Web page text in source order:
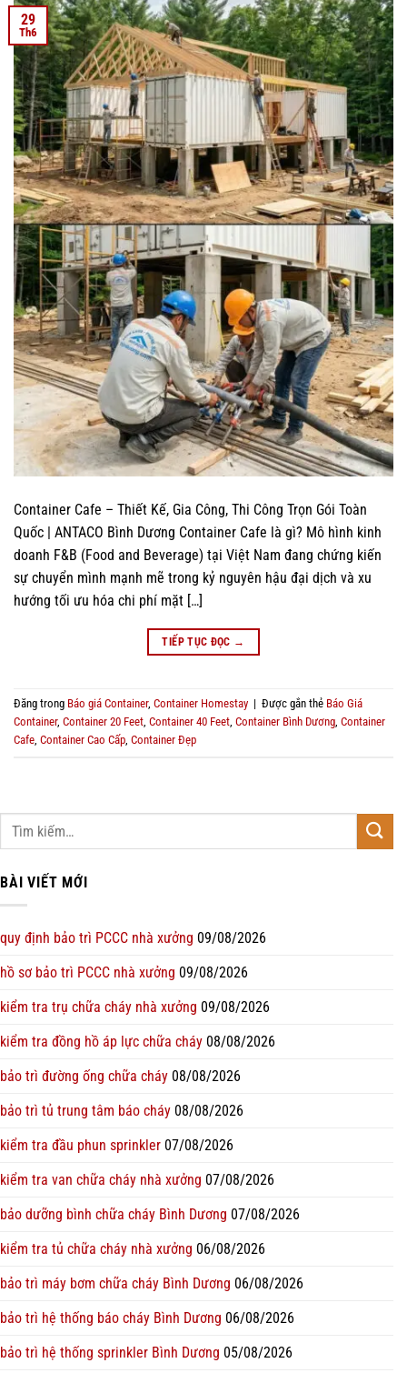
29
Th6
Container Cafe – Thiết Kế, Gia Công, Thi Công Trọn Gói Toàn
Quốc | ANTACO Bình Dương Container Cafe là gì? Mô hình kinh
doanh F&B (Food and Beverage) tại Việt Nam đang chứng kiến
sự chuyển mình mạnh mẽ trong kỷ nguyên hậu đại dịch và xu
hướng tối ưu hóa chi phí mặt […]
TIẾP TỤC ĐỌC →
Đăng trong Báo giá Container, Container Homestay | Được gắn thẻ Báo Giá
Container, Container 20 Feet, Container 40 Feet, Container Bình Dương, Container
Cafe, Container Cao Cấp, Container Đẹp
BÀI VIẾT MỚI
quy định bảo trì PCCC nhà xưởng 09/08/2026
hồ sơ bảo trì PCCC nhà xưởng 09/08/2026
kiểm tra trụ chữa cháy nhà xưởng 09/08/2026
kiểm tra đồng hồ áp lực chữa cháy 08/08/2026
bảo trì đường ống chữa cháy 08/08/2026
bảo trì tủ trung tâm báo cháy 08/08/2026
kiểm tra đầu phun sprinkler 07/08/2026
kiểm tra van chữa cháy nhà xưởng 07/08/2026
bảo dưỡng bình chữa cháy Bình Dương 07/08/2026
kiểm tra tủ chữa cháy nhà xưởng 06/08/2026
bảo trì máy bơm chữa cháy Bình Dương 06/08/2026
bảo trì hệ thống báo cháy Bình Dương 06/08/2026
bảo trì hệ thống sprinkler Bình Dương 05/08/2026